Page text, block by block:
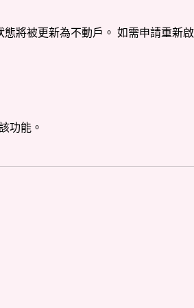
將被更新為不動戶。 如需申請重新